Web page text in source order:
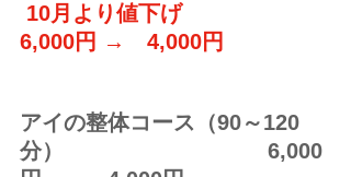
10月より値下げ
6,000円 →　4,000円
アイの整体コース（90～120
分）　　　　　　 　　　6,000